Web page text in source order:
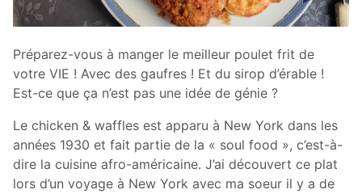
Préparez-vous à manger le meilleur poulet frit de
votre VIE ! Avec des gaufres ! Et du sirop d’érable !
Est-ce que ça n’est pas une idée de génie ?
Le chicken & waffles est apparu à New York dans les
années 1930 et fait partie de la « soul food », c’est-à-
dire la cuisine afro-américaine. J’ai découvert ce plat
lors d’un voyage à New York avec ma soeur il y a de